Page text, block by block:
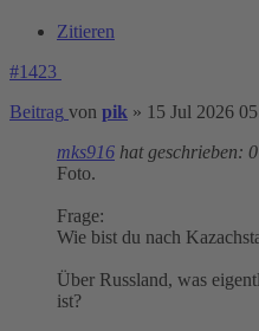
Zitieren
#1423
Beitrag von pik » 15 Jul 2026
mks916 hat geschrieben:
Foto.
Frage:
Wie bist du nach
Über Russland, was
ist?